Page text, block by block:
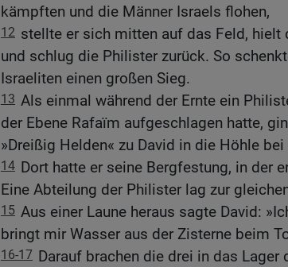
kämpften und die Männer Israels flohen,
12 stellte er sich mitten auf das Feld, hielt
und schlug die Philister zurück. So
Israeliten einen großen Sieg.
13 Als einmal während der Ernte ein
der Ebene Rafaïm aufgeschlagen hatte,
»Dreißig Helden« zu David in die Höhle
14 Dort hatte er seine Bergfestung, in der
Eine Abteilung der Philister lag zur
15 Aus einer Laune heraus sagte David:
bringt mir Wasser aus der Zisterne beim
16-17 Darauf brachen die drei in das Lager